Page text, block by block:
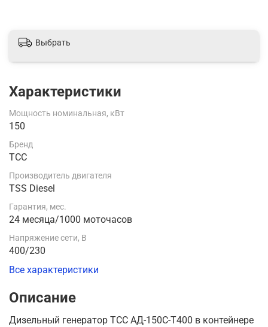
Выбрать
Характеристики
Мощность номинальная, кВт
150
Бренд
ТСС
Производитель двигателя
TSS Diesel
Гарантия, мес.
24 месяца/1000 моточасов
Напряжение сети, В
400/230
Все характеристики
Описание
Дизельный генератор ТСС АД-150С-Т400 в контейнере